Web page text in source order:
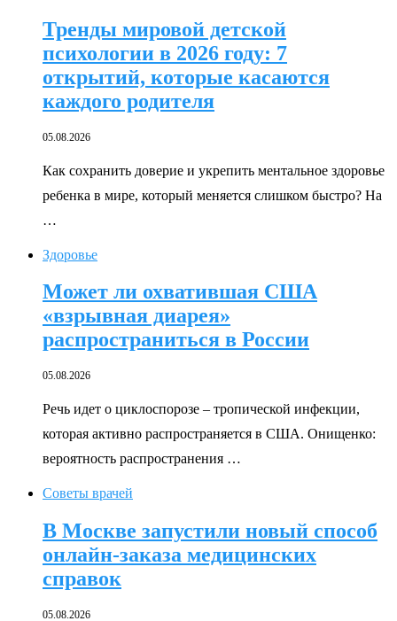
Тренды мировой детской
психологии в 2026 году: 7
открытий, которые касаются
каждого родителя
05.08.2026
Как сохранить доверие и укрепить ментальное здоровье
ребенка в мире, который меняется слишком быстро? На
…
Здоровье
Может ли охватившая США
«взрывная диарея»
распространиться в России
05.08.2026
Речь идет о циклоспорозе – тропической инфекции,
которая активно распространяется в США. Онищенко:
вероятность распространения …
Советы врачей
В Москве запустили новый способ
онлайн-заказа медицинских
справок
05.08.2026